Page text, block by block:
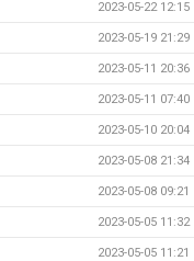
2023-05-22 12:15
2023-05-19 21:29
2023-05-11 20:36
2023-05-11 07:40
2023-05-10 20:04
2023-05-08 21:34
2023-05-08 09:21
2023-05-05 11:32
2023-05-05 11:21